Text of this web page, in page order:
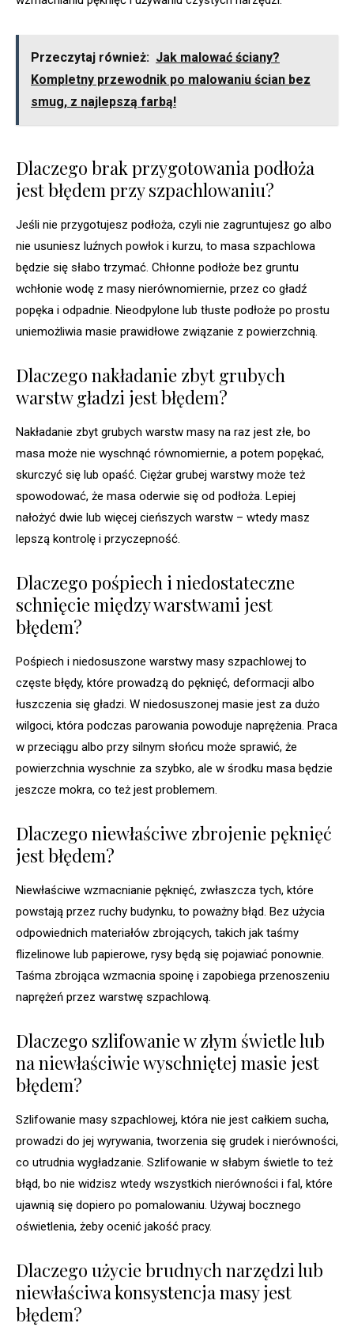
Przeczytaj również: Jak malować ściany?
Kompletny przewodnik po malowaniu ścian bez
smug, z najlepszą farbą!
Dlaczego brak przygotowania podłoża
jest błędem przy szpachlowaniu?
Jeśli nie przygotujesz podłoża, czyli nie zagruntujesz go albo
nie usuniesz luźnych powłok i kurzu, to masa szpachlowa
będzie się słabo trzymać. Chłonne podłoże bez gruntu
wchłonie wodę z masy nierównomiernie, przez co gładź
popęka i odpadnie. Nieodpylone lub tłuste podłoże po prostu
uniemożliwia masie prawidłowe związanie z powierzchnią.
Dlaczego nakładanie zbyt grubych
warstw gładzi jest błędem?
Nakładanie zbyt grubych warstw masy na raz jest złe, bo
masa może nie wyschnąć równomiernie, a potem popękać,
skurczyć się lub opaść. Ciężar grubej warstwy może też
spowodować, że masa oderwie się od podłoża. Lepiej
nałożyć dwie lub więcej cieńszych warstw – wtedy masz
lepszą kontrolę i przyczepność.
Dlaczego pośpiech i niedostateczne
schnięcie między warstwami jest
błędem?
Pośpiech i niedosuszone warstwy masy szpachlowej to
częste błędy, które prowadzą do pęknięć, deformacji albo
łuszczenia się gładzi. W niedosuszonej masie jest za dużo
wilgoci, która podczas parowania powoduje naprężenia. Praca
w przeciągu albo przy silnym słońcu może sprawić, że
powierzchnia wyschnie za szybko, ale w środku masa będzie
jeszcze mokra, co też jest problemem.
Dlaczego niewłaściwe zbrojenie pęknięć
jest błędem?
Niewłaściwe wzmacnianie pęknięć, zwłaszcza tych, które
powstają przez ruchy budynku, to poważny błąd. Bez użycia
odpowiednich materiałów zbrojących, takich jak taśmy
flizelinowe lub papierowe, rysy będą się pojawiać ponownie.
Taśma zbrojąca wzmacnia spoinę i zapobiega przenoszeniu
naprężeń przez warstwę szpachlową.
Dlaczego szlifowanie w złym świetle lub
na niewłaściwie wyschniętej masie jest
błędem?
Szlifowanie masy szpachlowej, która nie jest całkiem sucha,
prowadzi do jej wyrywania, tworzenia się grudek i nierówności,
co utrudnia wygładzanie. Szlifowanie w słabym świetle to też
błąd, bo nie widzisz wtedy wszystkich nierówności i fal, które
ujawnią się dopiero po pomalowaniu. Używaj bocznego
oświetlenia, żeby ocenić jakość pracy.
Dlaczego użycie brudnych narzędzi lub
niewłaściwa konsystencja masy jest
błędem?